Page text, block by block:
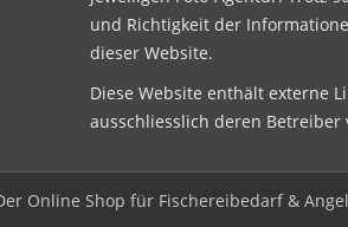
und Richtigkeit der
dieser Website.
Diese Website enthält externe
ausschliesslich deren
Online Shop für Fischereibedarf &